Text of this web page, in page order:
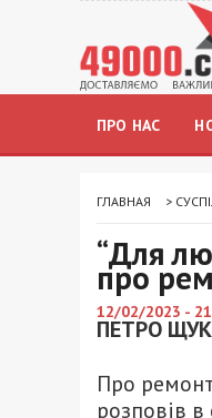
ПРО НАС
ГЛАВНАЯ >
“Для
про
12/02/2023 -
ПЕТРО
Про
розповів в